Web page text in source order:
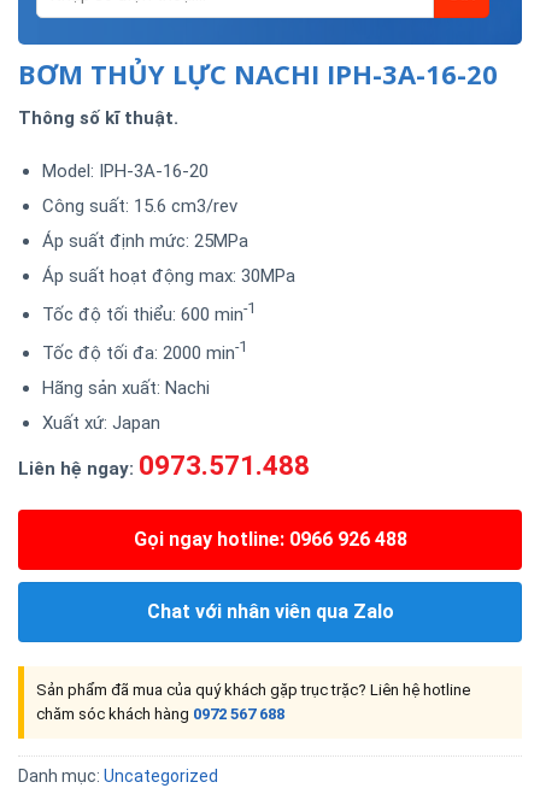
BƠM THỦY LỰC NACHI IPH-3A-16-20
Thông số kĩ thuật.
Model: IPH-3A-16-20
Công suất: 15.6 cm3/rev
Áp suất định mức: 25MPa
Áp suất hoạt động max: 30MPa
Tốc độ tối thiểu: 600 min-1
Tốc độ tối đa: 2000 min-1
Hãng sản xuất: Nachi
Xuất xứ: Japan
Liên hệ ngay: 0973.571.488
Gọi ngay hotline: 0966 926 488
Chat với nhân viên qua Zalo
Sản phẩm đã mua của quý khách gặp trục trặc? Liên hệ hotline
chăm sóc khách hàng 0972 567 688
Danh mục: Uncategorized